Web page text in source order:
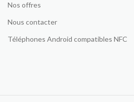
Nos offres
Nous contacter
Téléphones Android compatibles NFC